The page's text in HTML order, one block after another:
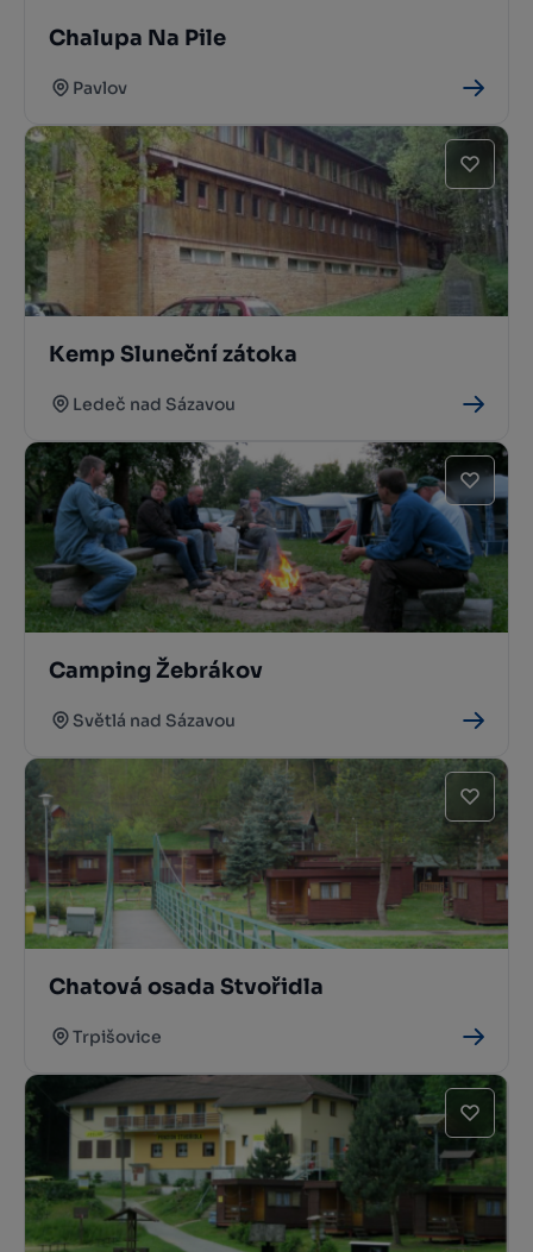
Chalupa Na Pile
Pavlov
Kemp Sluneční zátoka
Ledeč nad Sázavou
Camping Žebrákov
Světlá nad Sázavou
Chatová osada Stvořidla
Trpišovice